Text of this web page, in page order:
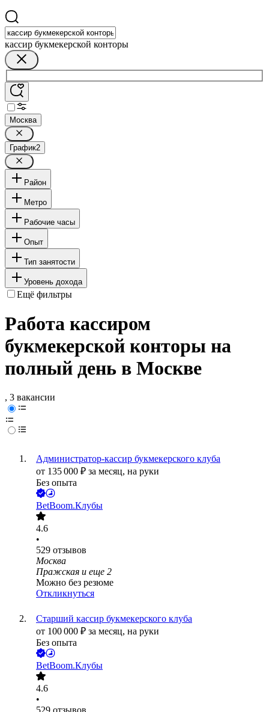
кассир букмекерской конторы
Москва
График2
Район
Метро
Рабочие часы
Опыт
Тип занятости
Уровень дохода
Ещё фильтры
Работа кассиром
букмекерской конторы на
полный день в Москве
, 3 вакансии
Администратор-кассир букмекерского клуба
от 135 000 ₽ за месяц, на руки
Без опыта
BetBoom.Клубы
4.6
•
529 отзывов
Москва
Пражская и еще 2
Можно без резюме
Откликнуться
Старший кассир букмекерского клуба
от 100 000 ₽ за месяц, на руки
Без опыта
BetBoom.Клубы
4.6
•